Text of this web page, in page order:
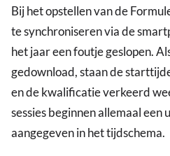
Bij het opstellen van de
te synchroniseren via de
het jaar een foutje geslopen.
gedownload, staan de
en de kwalificatie verkeerd
sessies beginnen allemaal een
aangegeven in het tijdschema.